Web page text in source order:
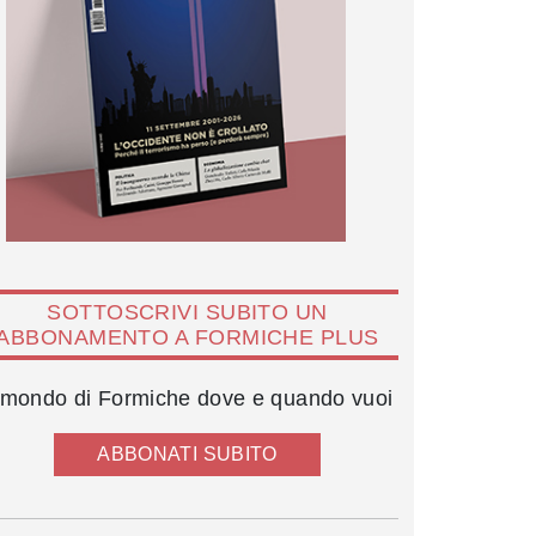
SOTTOSCRIVI SUBITO UN
A FORMICHE PLUS
di Formiche dove e quando vuoi
ABBONATI SUBITO